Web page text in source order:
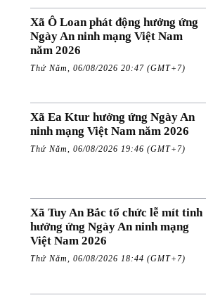
Xã Ô Loan phát động hưởng ứng
Ngày An ninh mạng Việt Nam
năm 2026
Thứ Năm, 06/08/2026 20:47 (GMT+7)
Xã Ea Ktur hưởng ứng Ngày An
ninh mạng Việt Nam năm 2026
Thứ Năm, 06/08/2026 19:46 (GMT+7)
Xã Tuy An Bắc tổ chức lễ mít tinh
hưởng ứng Ngày An ninh mạng
Việt Nam 2026
Thứ Năm, 06/08/2026 18:44 (GMT+7)